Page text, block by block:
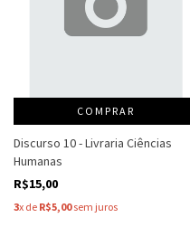
COMPRAR
Discurso 10 - Livraria Ciências
Humanas
R$15,00
3x de R$5,00sem juros